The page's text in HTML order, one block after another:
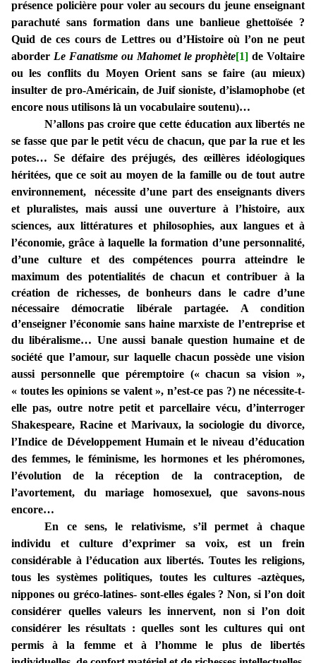
présence policière pour voler au secours du jeune enseignant
parachuté sans formation dans une banlieue ghettoïsée ?
Quid de ces cours de Lettres ou d’Histoire où l’on ne peut
aborder Le Fanatisme ou Mahomet le prophète[1] de Voltaire
ou les conflits du Moyen Orient sans se faire (au mieux)
insulter de pro-Américain, de Juif sioniste, d’islamophobe (et
encore nous utilisons là un vocabulaire soutenu)…
N’allons pas croire que cette éducation aux libertés ne
se fasse que par le petit vécu de chacun, que par la rue et les
potes… Se défaire des préjugés, des œillères idéologiques
héritées, que ce soit au moyen de la famille ou de tout autre
environnement, nécessite d’une part des enseignants divers
et pluralistes, mais aussi une ouverture à l’histoire, aux
sciences, aux littératures et philosophies, aux langues et à
l’économie, grâce à laquelle la formation d’une personnalité,
d’une culture et des compétences pourra atteindre le
maximum des potentialités de chacun
et contribuer à la
création de richesses, de bonheurs dans le cadre d’une
nécessaire démocratie libérale partagée. A condition
d’enseigner l’économie sans haine marxiste de l’entreprise et
du libéralisme… Une aussi banale question humaine et de
société que l’amour, sur laquelle chacun possède une vision
aussi personnelle que péremptoire (« chacun sa vision »,
« toutes les opinions se valent », n’est-ce pas ?) ne nécessite-t-
elle pas, outre notre petit et parcellaire vécu, d’interroger
Shakespeare, Racine et Marivaux, la sociologie du divorce,
l’Indice de Développement Humain et le niveau d’éducation
des femmes, le féminisme, les hormones et les phéromones,
l’évolution de la réception de la contraception, de
l’avortement, du mariage homosexuel, que savons-nous
encore…
En ce sens, le relativisme, s’il permet à chaque
individu et culture d’exprimer sa voix, est un frein
considérable à l’éducation aux libertés. Toutes les religions,
tous les systèmes politiques, toutes les cultures -aztèques,
nippones ou gréco-latines- sont-elles égales ? Non, si l’on doit
considérer quelles valeurs les innervent, non si l’on doit
considérer les résultats : quelles sont les cultures qui ont
permis à la femme et à l’homme le plus de libertés